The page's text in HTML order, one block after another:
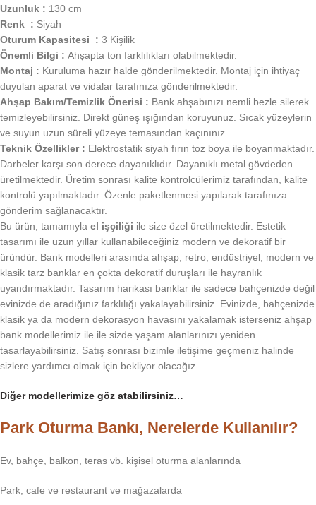
Uzunluk : 130 cm
Renk : Siyah
Oturum Kapasitesi : 3 Kişilik
Önemli Bilgi : Ahşapta ton farklılıkları olabilmektedir.
Montaj : Kuruluma hazır halde gönderilmektedir. Montaj için ihtiyaç
duyulan aparat ve vidalar tarafınıza gönderilmektedir.
Ahşap Bakım/Temizlik Önerisi : Bank ahşabınızı nemli bezle silerek
temizleyebilirsiniz. Direkt güneş ışığından koruyunuz. Sıcak yüzeylerin
ve suyun uzun süreli yüzeye temasından kaçınınız.
Teknik Özellikler : Elektrostatik siyah fırın toz boya ile boyanmaktadır.
Darbeler karşı son derece dayanıklıdır. Dayanıklı metal gövdeden
üretilmektedir. Üretim sonrası kalite kontrolcülerimiz tarafından, kalite
kontrolü yapılmaktadır. Özenle paketlenmesi yapılarak tarafınıza
gönderim sağlanacaktır.
Bu ürün, tamamıyla el işçiliği ile size özel üretilmektedir. Estetik
tasarımı ile uzun yıllar kullanabileceğiniz modern ve dekoratif bir
üründür. Bank modelleri arasında ahşap, retro, endüstriyel, modern ve
klasik tarz banklar en çokta dekoratif duruşları ile hayranlık
uyandırmaktadır. Tasarım harikası banklar ile sadece bahçenizde değil
evinizde de aradığınız farklılığı yakalayabilirsiniz. Evinizde, bahçenizde
klasik ya da modern dekorasyon havasını yakalamak isterseniz ahşap
bank modellerimiz ile ile sizde yaşam alanlarınızı yeniden
tasarlayabilirsiniz. Satış sonrası bizimle iletişime geçmeniz halinde
sizlere yardımcı olmak için bekliyor olacağız.
Diğer modellerimize göz atabilirsiniz…
Park Oturma Bankı, Nerelerde Kullanılır?
Ev, bahçe, balkon, teras vb. kişisel oturma alanlarında
Park, cafe ve restaurant ve mağazalarda